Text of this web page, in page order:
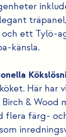
och ett Tylö-
känsla.
Här har
& Wood
flera färg-